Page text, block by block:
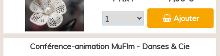
Ajouter
Conférence-animation MuFIm - Danses & Cie